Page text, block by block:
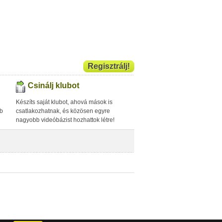
Regisztrálj!
Csinálj klubot
Készíts saját klubot, ahová mások is
csatlakozhatnak, és közösen egyre
nagyobb videóbázist hozhattok létre!